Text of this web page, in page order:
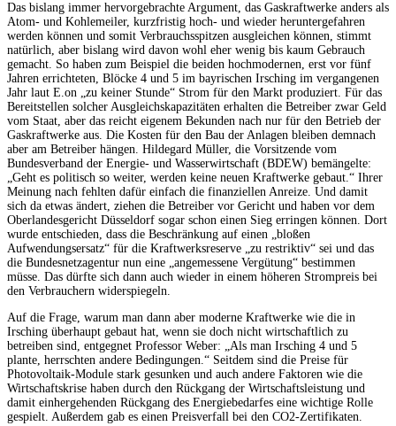
Das bislang immer hervorgebrachte Argument, das Gaskraftwerke anders als
Atom- und Kohlemeiler, kurzfristig hoch- und wieder heruntergefahren
werden können und somit Verbrauchsspitzen ausgleichen können, stimmt
natürlich, aber bislang wird davon wohl eher wenig bis kaum Gebrauch
gemacht. So haben zum Beispiel die beiden hochmodernen, erst vor fünf
Jahren errichteten, Blöcke 4 und 5 im bayrischen Irsching im vergangenen
Jahr laut E.on „zu keiner Stunde“ Strom für den Markt produziert. Für das
Bereitstellen solcher Ausgleichskapazitäten erhalten die Betreiber zwar Geld
vom Staat, aber das reicht eigenem Bekunden nach nur für den Betrieb der
Gaskraftwerke aus. Die Kosten für den Bau der Anlagen bleiben demnach
aber am Betreiber hängen. Hildegard Müller, die Vorsitzende vom
Bundesverband der Energie- und Wasserwirtschaft (BDEW) bemängelte:
„Geht es politisch so weiter, werden keine neuen Kraftwerke gebaut.“ Ihrer
Meinung nach fehlten dafür einfach die finanziellen Anreize. Und damit
sich da etwas ändert, ziehen die Betreiber vor Gericht und haben vor dem
Oberlandesgericht Düsseldorf sogar schon einen Sieg erringen können. Dort
wurde entschieden, dass die Beschränkung auf einen „bloßen
Aufwendungsersatz“ für die Kraftwerksreserve „zu restriktiv“ sei und das
die Bundesnetzagentur nun eine „angemessene Vergütung“ bestimmen
müsse. Das dürfte sich dann auch wieder in einem höheren Strompreis bei
den Verbrauchern widerspiegeln.
Auf die Frage, warum man dann aber moderne Kraftwerke wie die in
Irsching überhaupt gebaut hat, wenn sie doch nicht wirtschaftlich zu
betreiben sind, entgegnet Professor Weber: „Als man Irsching 4 und 5
plante, herrschten andere Bedingungen.“ Seitdem sind die Preise für
Photovoltaik-Module stark gesunken und auch andere Faktoren wie die
Wirtschaftskrise haben durch den Rückgang der Wirtschaftsleistung und
damit einhergehenden Rückgang des Energiebedarfes eine wichtige Rolle
gespielt. Außerdem gab es einen Preisverfall bei den CO2-Zertifikaten.